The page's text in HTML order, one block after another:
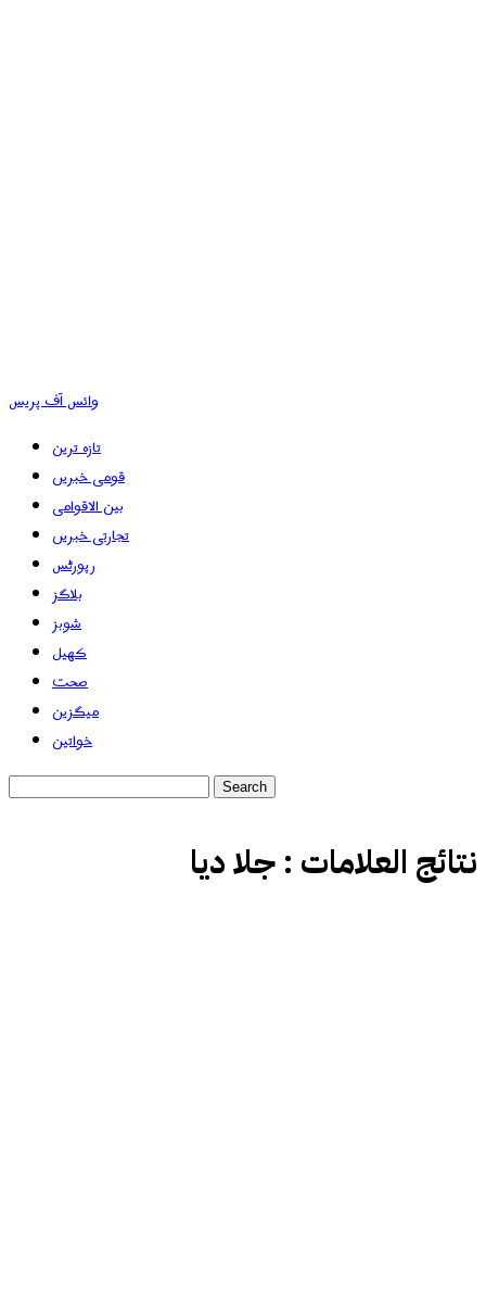
وائس آف پریس
تازہ ترین
قومی خبریں
بین الاقوامی
تجارتی خبریں
رپورٹس
بلاگز
شوبز
کھیل
صحت
میگزین
خواتین
نتائج العلامات : جلا دیا